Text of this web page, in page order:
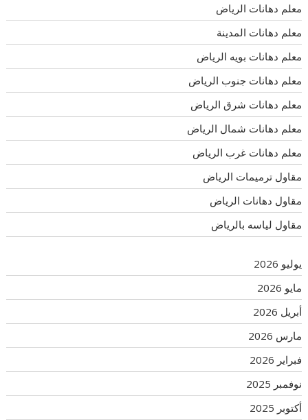
معلم دهانات الرياض
معلم دهانات المدينة
معلم دهانات بويه الرياض
معلم دهانات جنوب الرياض
معلم دهانات شرق الرياض
معلم دهانات شمال الرياض
معلم دهانات غرب الرياض
مقاول ترميمات الرياض
مقاول دهانات الرياض
مقاول لياسه بالرياض
يوليو 2026
مايو 2026
أبريل 2026
مارس 2026
فبراير 2026
نوفمبر 2025
أكتوبر 2025